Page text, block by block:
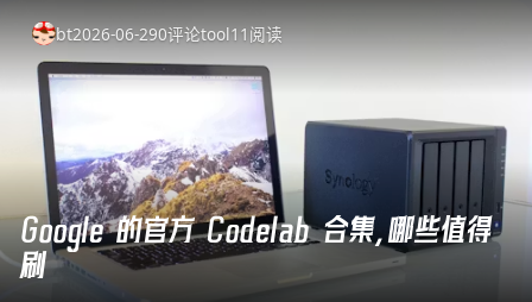
bt2026-06-290评论tool11 阅读
Google 的官方 Codelab 合集，哪些值得
刷